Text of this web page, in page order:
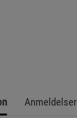
Anmeldelser